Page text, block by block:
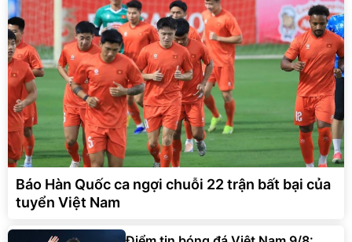
Báo Hàn Quốc ca ngợi chuỗi 22 trận bất bại của
tuyển Việt Nam